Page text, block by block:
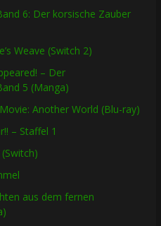
6: Der korsische Zauber
Weave (Switch 2)
– Der
5 (Manga)
Another World (Blu-ray)
– Staffel 1
aus dem fernen